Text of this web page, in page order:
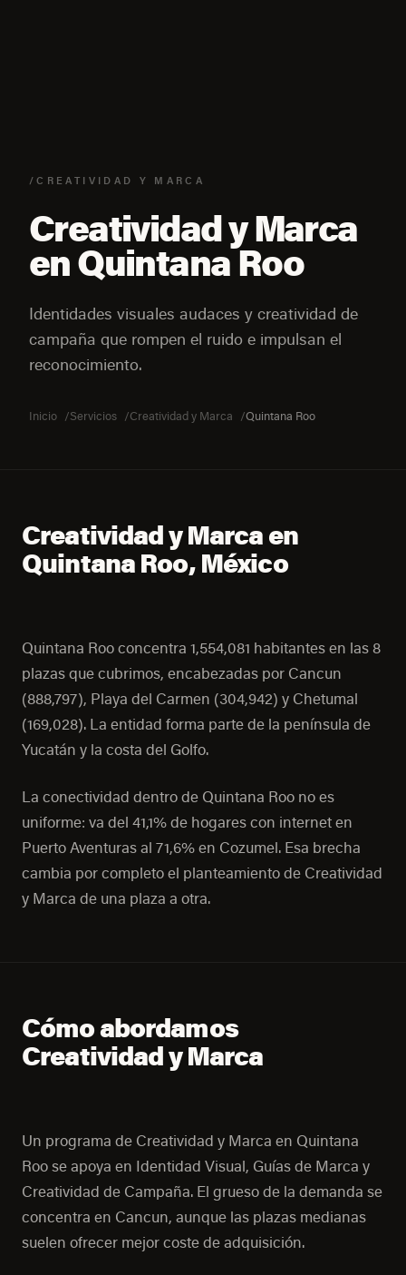
/CREATIVIDAD Y MARCA
Creatividad y Marca
en Quintana Roo
Identidades visuales audaces y creatividad de
campaña que rompen el ruido e impulsan el
reconocimiento.
Inicio Servicios Creatividad y Marca Quintana Roo
Creatividad y Marca en
Quintana Roo, México
Quintana Roo concentra 1,554,081 habitantes en las 8
plazas que cubrimos, encabezadas por Cancun
(888,797), Playa del Carmen (304,942) y Chetumal
(169,028). La entidad forma parte de la península de
Yucatán y la costa del Golfo.
La conectividad dentro de Quintana Roo no es
uniforme: va del 41,1% de hogares con internet en
Puerto Aventuras al 71,6% en Cozumel. Esa brecha
cambia por completo el planteamiento de Creatividad
y Marca de una plaza a otra.
Cómo abordamos
Creatividad y Marca
Un programa de Creatividad y Marca en Quintana
Roo se apoya en Identidad Visual, Guías de Marca y
Creatividad de Campaña. El grueso de la demanda se
concentra en Cancun, aunque las plazas medianas
suelen ofrecer mejor coste de adquisición.